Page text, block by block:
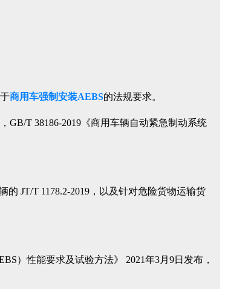
商用车强制安装AEBS的法规要求。
GB/T 38186-2019《商用车辆自动紧急制动系统
的 JT/T 1178.2-2019，以及针对危险货物运输货
）性能要求及试验方法》 2021年3月9日发布，